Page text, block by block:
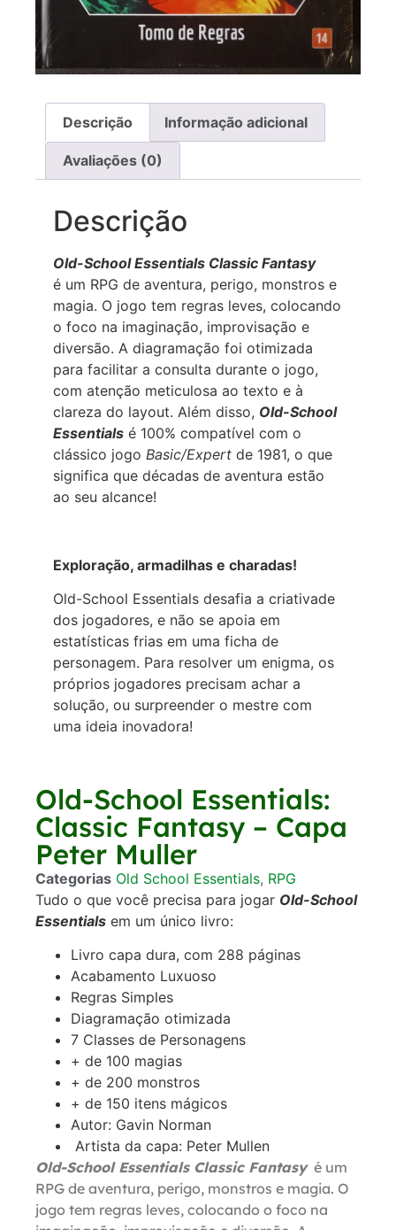
Descrição Informação adicional
Avaliações (0)
Descrição
Old-School Essentials Classic Fantasy
é um RPG de aventura, perigo, monstros e
magia. O jogo tem regras leves, colocando
o foco na imaginação, improvisação e
diversão. A diagramação foi otimizada
para facilitar a consulta durante o jogo,
com atenção meticulosa ao texto e à
clareza do layout. Além disso, Old-School
Essentials é 100% compatível com o
clássico jogo Basic/Expert de 1981, o que
significa que décadas de aventura estão
ao seu alcance!
Exploração, armadilhas e charadas!
Old-School Essentials desafia a criativade
dos jogadores, e não se apoia em
estatísticas frias em uma ficha de
personagem. Para resolver um enigma, os
próprios jogadores precisam achar a
solução, ou surpreender o mestre com
uma ideia inovadora!
Old-School Essentials:
Classic Fantasy – Capa
Peter Muller
Categorias Old School Essentials, RPG
Tudo o que você precisa para jogar Old-School
Essentials em um único livro:
Livro capa dura, com 288 páginas
Acabamento Luxuoso
Regras Simples
Diagramação otimizada
7 Classes de Personagens
+ de 100 magias
+ de 200 monstros
+ de 150 itens mágicos
Autor: Gavin Norman
Artista da capa: Peter Mullen
Old-School Essentials Classic Fantasyé um
RPG de aventura, perigo, monstros e magia. O
jogo tem regras leves, colocando o foco na